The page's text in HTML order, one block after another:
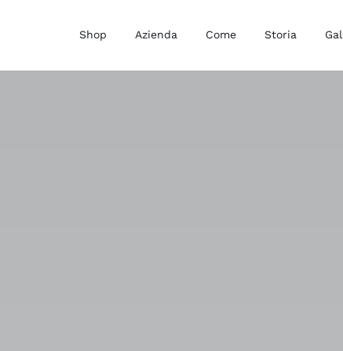
Shop Azienda Come Storia